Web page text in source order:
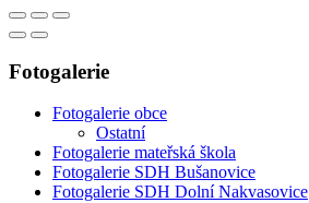
Fotogalerie
Fotogalerie obce
Ostatní
Fotogalerie mateřská škola
Fotogalerie SDH Bušanovice
Fotogalerie SDH Dolní Nakvasovice